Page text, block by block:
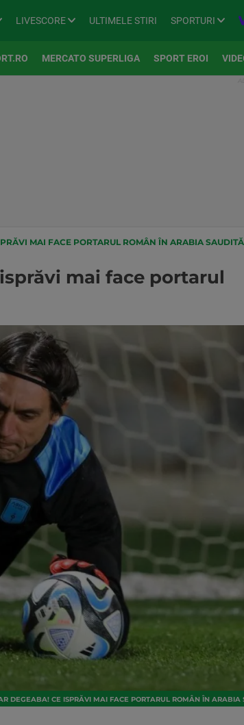
LIVESCORE ULTIMELE STIRI SPORTURI
MERCATO SUPERLIGA SPORT EROI
MAI FACE PORTARUL ROMÂN ÎN ARABIA SAUDITĂ
mai face portarul
DEGEABA! CE ISPRĂVI MAI FACE PORTARUL ROMÂN ÎN ARABIA